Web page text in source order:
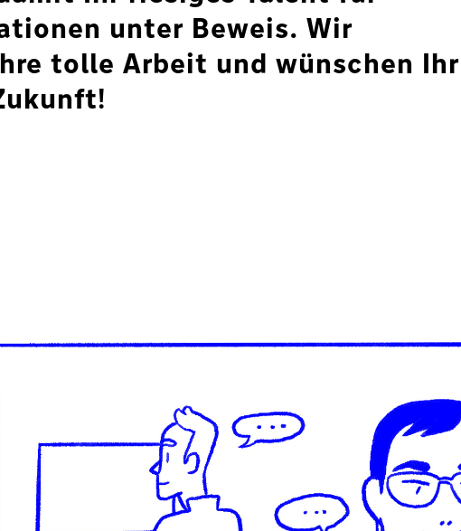
unter Beweis. Wir
tolle Arbeit und wünschen Ihr